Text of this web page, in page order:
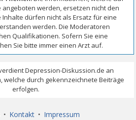
• Kontakt • Impressum